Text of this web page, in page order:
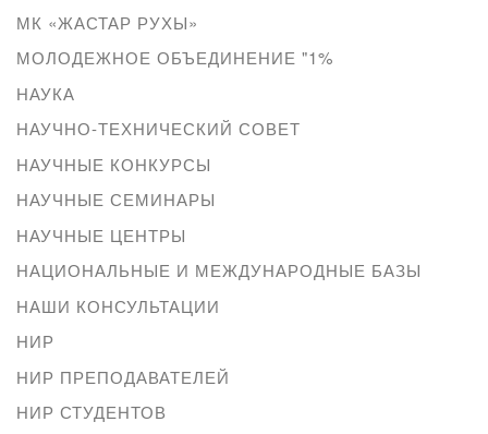
МК «ЖАСТАР РУХЫ»
МОЛОДЕЖНОЕ ОБЪЕДИНЕНИЕ "1%
НАУКА
НАУЧНО-ТЕХНИЧЕСКИЙ СОВЕТ
НАУЧНЫЕ КОНКУРСЫ
НАУЧНЫЕ СЕМИНАРЫ
НАУЧНЫЕ ЦЕНТРЫ
НАЦИОНАЛЬНЫЕ И МЕЖДУНАРОДНЫЕ БАЗЫ
НАШИ КОНСУЛЬТАЦИИ
НИР
НИР ПРЕПОДАВАТЕЛЕЙ
НИР СТУДЕНТОВ